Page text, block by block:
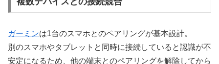
ガーミンは1台のスマホとのペアリングが基本設計。
別のスマホやタブレットと同時に接続していると認識が不
安定になるため、他の端末とのペアリングを解除してから